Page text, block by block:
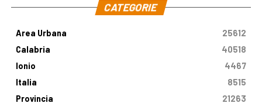
CATEGORIE
Area Urbana
25612
Calabria
40518
Ionio
4467
Italia
8515
Provincia
21263